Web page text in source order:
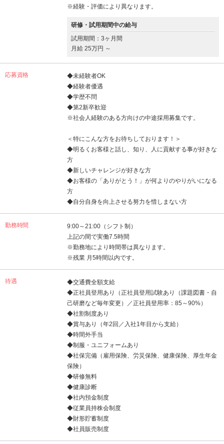
※経験・評価により異なります。
研修・試用期間中の給与
試用期間：3ヶ月間
月給 25万円 ～
応募資格
◆未経験者OK
◆経験者優遇
◆学歴不問
◆第2新卒歓迎
※社会人経験のある方向けの中途採用募集です。
＜特にこんな方をお待ちしております！＞
◆明るくお客様と話し、知り、人に貢献する事が好きな
方
◆新しいチャレンジが好きな方
◆お客様の「ありがとう！」が何よりのやりがいになる
方
◆自分自身を向上させる努力を惜しまない方
勤務時間
9:00～21:00（シフト制）
上記の間で実働7.5時間
※勤務地により時間帯は異なります。
※残業 月5時間以内です。
待遇
◆交通費全額支給
◆正社員登用あり（正社員登用試験あり（課題図書・自
己研磨など毎年変更）／正社員登用率：85～90%）
◆社割制度あり
◆賞与あり（年2回／入社1年目から支給）
◆時間外手当
◆制服・ユニフォームあり
◆社保完備（雇用保険、労災保険、健康保険、厚生年金
保険）
◆研修無料
◆健康診断
◆社内預金制度
◆従業員持株会制度
◆財形貯蓄制度
◆社員販売制度